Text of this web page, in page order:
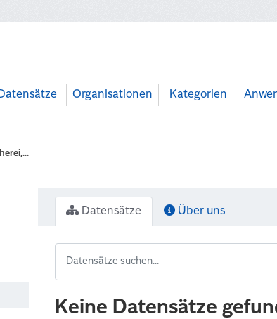
Organisationen Kategorien
Datensätze Über uns
Keine Datensätze